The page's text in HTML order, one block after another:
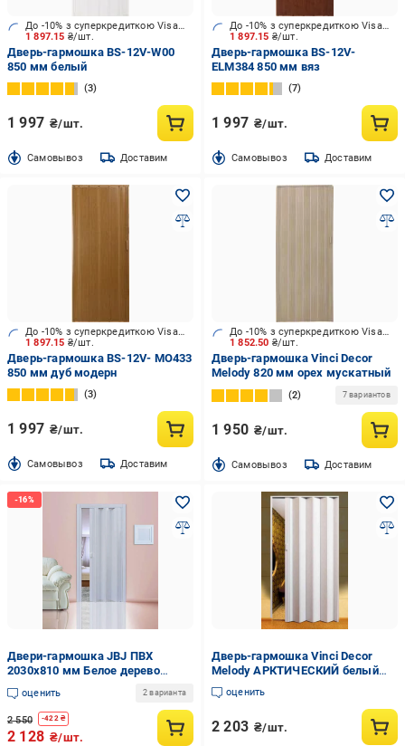
1 897.15 ₴/шт.
До -10% з суперкредиткою Visa Вигода
Дверь-гармошка BS-12V-W00
850 мм белый
3
1 997 ₴/шт.
Cамовывоз Доставим
1 897.15 ₴/шт.
До -10% з суперкредиткою Visa Вигода
Дверь-гармошка BS-12V-
ELM384 850 мм вяз
7
1 997 ₴/шт.
Cамовывоз Доставим
1 897.15 ₴/шт.
До -10% з суперкредиткою Visa Вигода
Дверь-гармошка BS-12V- MO433
850 мм дуб модерн
3
1 997 ₴/шт.
Cамовывоз Доставим
1 852.50 ₴/шт.
До -10% з суперкредиткою Visa Вигода
Дверь-гармошка Vinci Decor
Melody 820 мм орех мускатный
2 7 вариантов
1 950 ₴/шт.
Cамовывоз Доставим
Двери-гармошка JBJ ПВХ
2030x810 мм Белое дерево
(191120230811)
оценить 2 варианта
2 550 -422₴
2 128 ₴/шт.
Дверь-гармошка Vinci Decor
Melody АРКТИЧЕСКИЙ белый
(820x2030)
оценить
2 203 ₴/шт.